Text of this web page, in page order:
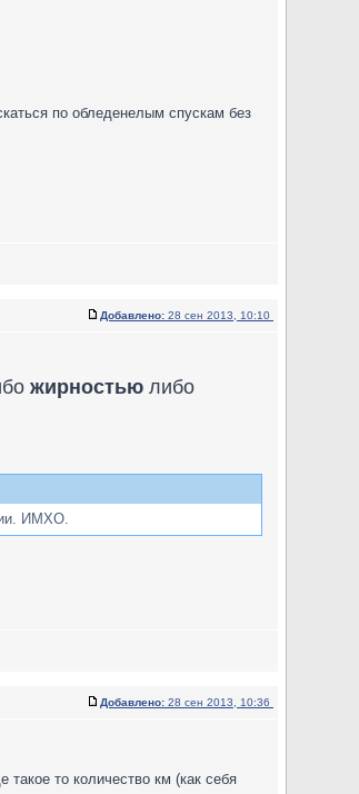
по обледенелым спускам без
Добавлено: 28 сен 2013, 10:10
жирностью либо
ИМХО.
Добавлено: 28 сен 2013, 10:36
то количество км (как себя